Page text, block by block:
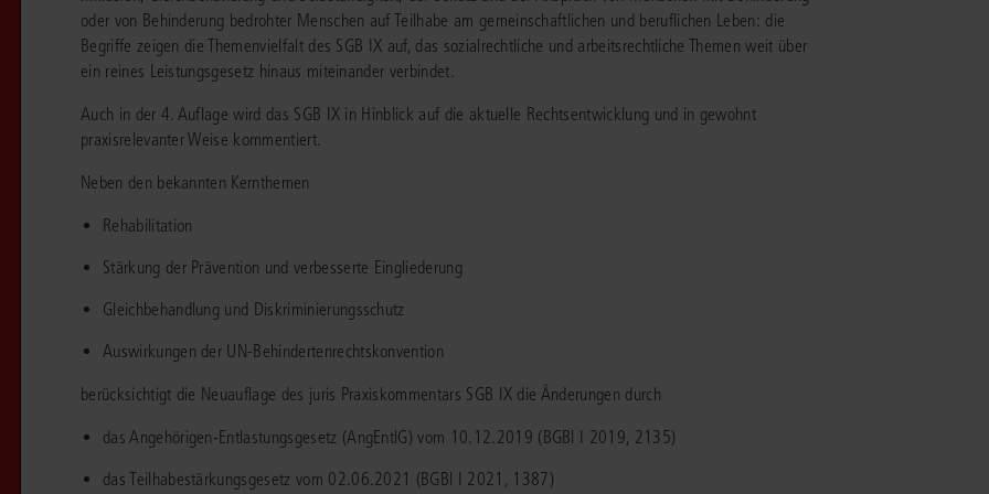
Finden Sie Lösungen und Inhalte, die zu Ihrem Fachgebiet passen.
Arbeitsrecht
Außenwirtschaftsrecht
Bankrecht
Compliance
Datenschutzrecht
Erbrecht
Familienrecht
Handels- und Gesellschaftsrecht
Insolvenzrecht
IT-und Medienrecht
Notare
Öffentliches Dienstrecht
Steuerrecht
Strafrecht
Unternehmensjuristen
Verkehrsrecht
Versicherungsrecht
Wettbewerbs- und
JURIS BUSINESS
Risikenfür Unternehmen, Institutionen
und Steuerberater .
JURIS AKADEMIE
Fortbildungenfür Fachanwälte in allen
(Mo-Do 9-18 Uhr, Fr 9-17 Uhr).
für eine erste Produktempfehlung.
Vereine und Verbände
Unternehmen
Referendariat
WEITERE SERVICES
FAQ
juris PraxisReporte
(Mo-Fr 8-18 Uhr).
Alle Kontaktmöglichkeiten
oder von Behinderung bedrohter Menschen auf Teilhabe am gemeinschaftlichen und beruflichen Leben: die
Begriffe zeigen die Themenvielfalt des SGB IX auf, das sozialrechtliche und arbeitsrechtliche Themen weit über
ein reines Leistungsgesetz hinaus miteinander verbindet.
Auch in der 4. Auflage wird das SGB IX in Hinblick auf die aktuelle Rechtsentwicklung und in gewohnt
praxisrelevanter Weise kommentiert.
Neben den bekannten Kernthemen
Rehabilitation
Stärkung der Prävention und verbesserte Eingliederung
Gleichbehandlung und Diskriminierungsschutz
Auswirkungen der UN-Behindertenrechtskonvention
berücksichtigt die Neuauflage des juris Praxiskommentars SGB IX die Änderungen durch
das Angehörigen-Entlastungsgesetz (AngEntlG) vom 10.12.2019 (BGBl I 2019, 2135)
das Teilhabestärkungsgesetz vom 02.06.2021 (BGBl I 2021, 1387)